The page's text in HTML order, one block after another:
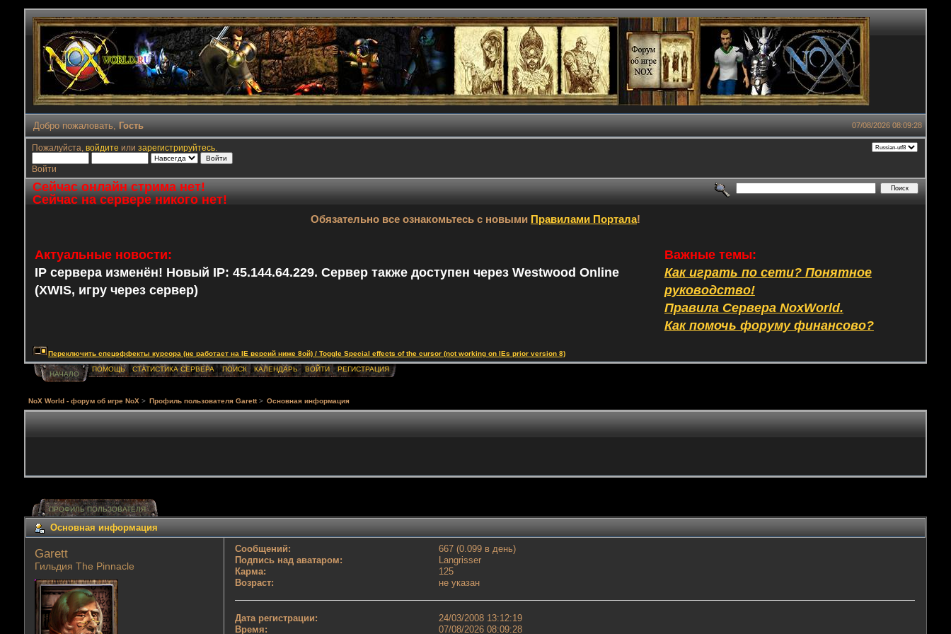
07/08/2026 08:09:28
Добро пожаловать, Гость
Пожалуйста, войдите или зарегистрируйтесь.
Войти
Сейчас онлайн стрима нет!
Сейчас на сервере никого нет!
Обязательно все ознакомьтесь с новыми Правилами Портала!
Актуальные новости:
IP сервера изменён! Новый IP: 45.144.64.229. Сервер также доступен через Westwood Online
(XWIS, игру через сервер)
Важные темы:
Как играть по сети? Понятное
руководство!
Правила Сервера NoxWorld.
Как помочь форуму финансово?
Переключить спецэффекты курсора (не работает на IE версий ниже 8ой) / Toggle Special effects of the cursor (not working on IEs prior version 8)
НАЧАЛО
ПОМОЩЬ СТАТИСТИКА СЕРВЕРА ПОИСК КАЛЕНДАРЬ ВОЙТИ РЕГИСТРАЦИЯ
NoX World - форум об игре NoX > Профиль пользователя Garett> Основная информация
ПРОФИЛЬ ПОЛЬЗОВАТЕЛЯ
Основная информация
Garett
Гильдия The Pinnacle
Сообщений:
667 (0.099 в день)
Подпись над аватаром:
Langrisser
Карма:
125
Возраст:
не указан
Дата регистрации:
24/03/2008 13:12:19
Время:
07/08/2026 08:09:28